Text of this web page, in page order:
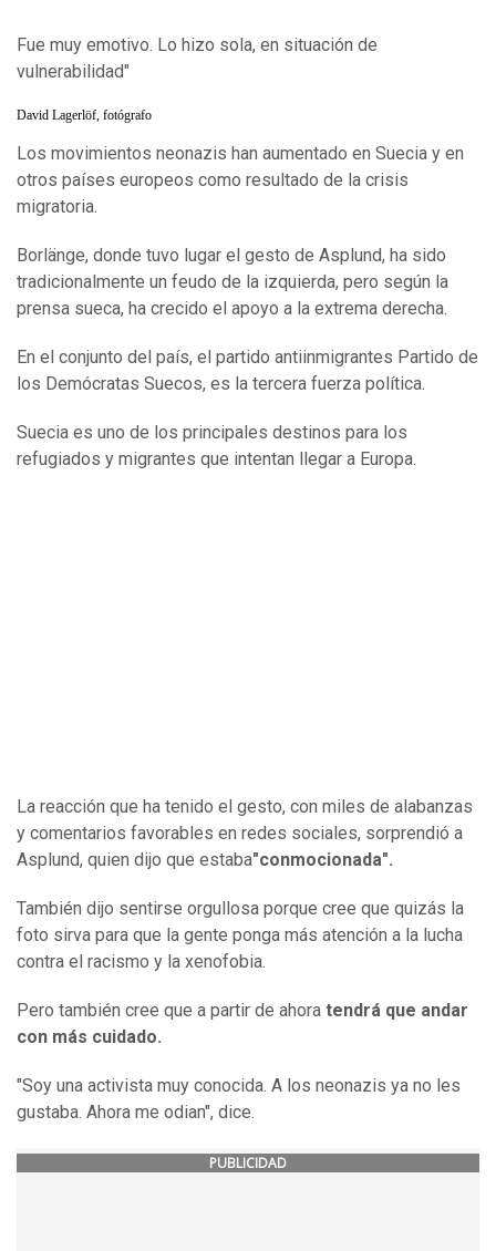
Fue muy emotivo. Lo hizo sola, en situación de
vulnerabilidad"
David Lagerlöf, fotógrafo
Los movimientos neonazis han aumentado en Suecia y en
otros países europeos como resultado de la crisis
migratoria.
Borlänge, donde tuvo lugar el gesto de Asplund, ha sido
tradicionalmente un feudo de la izquierda, pero según la
prensa sueca, ha crecido el apoyo a la extrema derecha.
En el conjunto del país, el partido antiinmigrantes Partido de
los Demócratas Suecos, es la tercera fuerza política.
Suecia es uno de los principales destinos para los
refugiados y migrantes que intentan llegar a Europa.
La reacción que ha tenido el gesto, con miles de alabanzas
y comentarios favorables en redes sociales, sorprendió a
Asplund, quien dijo que estaba"conmocionada".
También dijo sentirse orgullosa porque cree que quizás la
foto sirva para que la gente ponga más atención a la lucha
contra el racismo y la xenofobia.
Pero también cree que a partir de ahora tendrá que andar
con más cuidado.
"Soy una activista muy conocida. A los neonazis ya no les
gustaba. Ahora me odian", dice.
PUBLICIDAD